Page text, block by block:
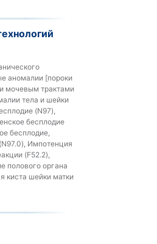
аномалии [пороки
мочевым трактами
тела и шейки
(N97),
бесплодие
бесплодие,
Импотенция
(F52.2),
полового органа
киста шейки матки